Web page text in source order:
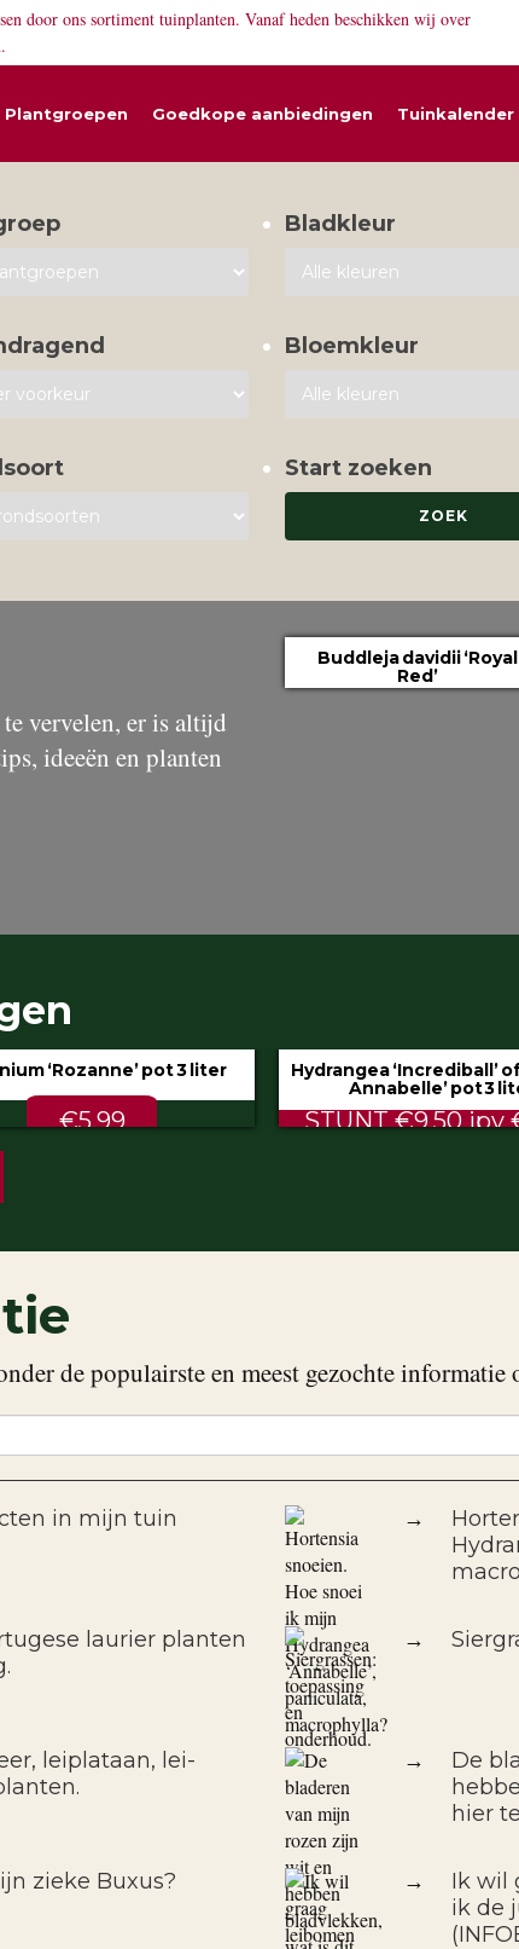
door ons sortiment tuinplanten. Vanaf heden beschikken wij over
Plantgroepen Goedkope aanbiedingen Tuinkalender
Bladkleur
Bloemkleur
Start zoeken
vervelen, er is altijd
ideeën en planten
Buddleja davidii ‘Royal
Red’
‘Incrediball’ of ‘Strong
€9.50 ipv €11.99
Klimop aan stok pot
80/100 cm
ALTIJD LAAG
de populairste en meest gezochte informatie
in mijn tuin
→
laurier planten
→
leiplataan, lei-
→
De
hier
zieke Buxus? →
Ik wil
ik de